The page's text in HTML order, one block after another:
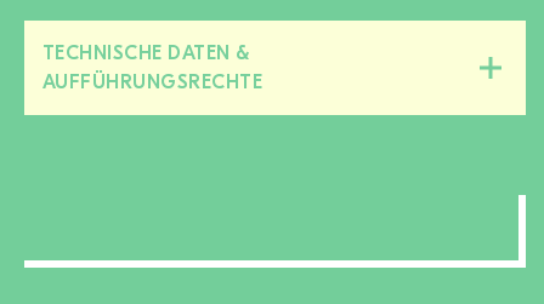
TECHNISCHE DATEN &
AUFFÜHRUNGSRECHTE